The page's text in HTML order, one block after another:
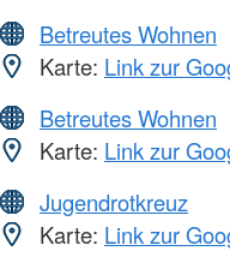
Betreutes Wohnen
Karte: Link zur
Betreutes Wohnen
Karte: Link zur
Jugendrotkreuz
Karte: Link zur